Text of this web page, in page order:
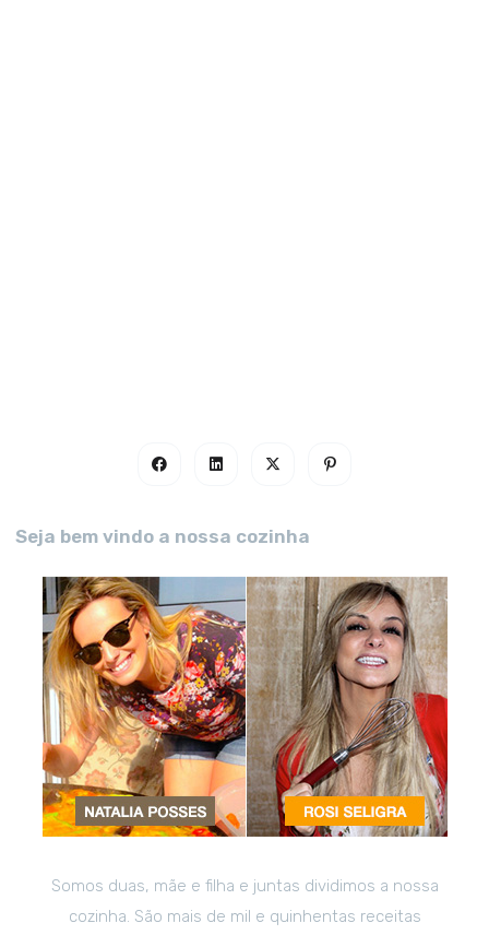
Seja bem vindo a nossa cozinha
Somos duas, mãe e filha e juntas dividimos a nossa
cozinha. São mais de mil e quinhentas receitas